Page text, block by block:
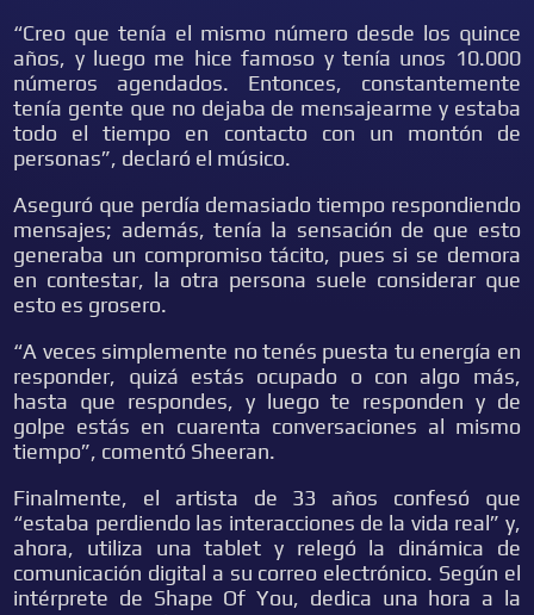
“Creo que tenía el mismo número desde los quince
años, y luego me hice famoso y tenía unos 10.000
números agendados. Entonces, constantemente
tenía gente que no dejaba de mensajearme y estaba
todo el tiempo en contacto con un montón de
personas”, declaró el músico.
Aseguró que perdía demasiado tiempo respondiendo
mensajes; además, tenía la sensación de que esto
generaba un compromiso tácito, pues si se demora
en contestar, la otra persona suele considerar que
esto es grosero.
“A veces simplemente no tenés puesta tu energía en
responder, quizá estás ocupado o con algo más,
hasta que respondes, y luego te responden y de
golpe estás en cuarenta conversaciones al mismo
tiempo”, comentó Sheeran.
Finalmente, el artista de 33 años confesó que
“estaba perdiendo las interacciones de la vida real” y,
ahora, utiliza una tablet y relegó la dinámica de
comunicación digital a su correo electrónico. Según el
intérprete de Shape Of You, dedica una hora a la